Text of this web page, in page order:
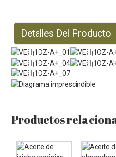
Detalles Del Producto
Productos